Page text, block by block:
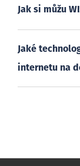
Jak si můžu
Jaké
internetu na